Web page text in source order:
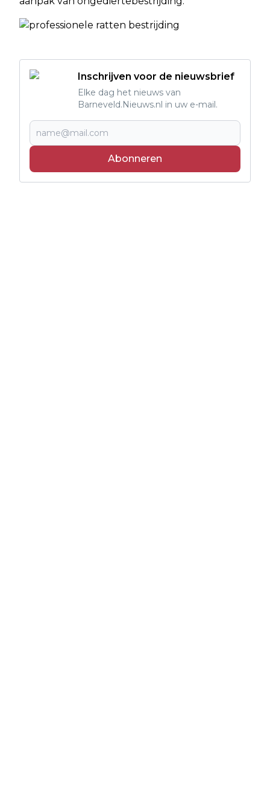
Inschrijven voor de nieuwsbrief
Elke dag het nieuws van
Barneveld.Nieuws.nl in uw e-mail.
Abonneren